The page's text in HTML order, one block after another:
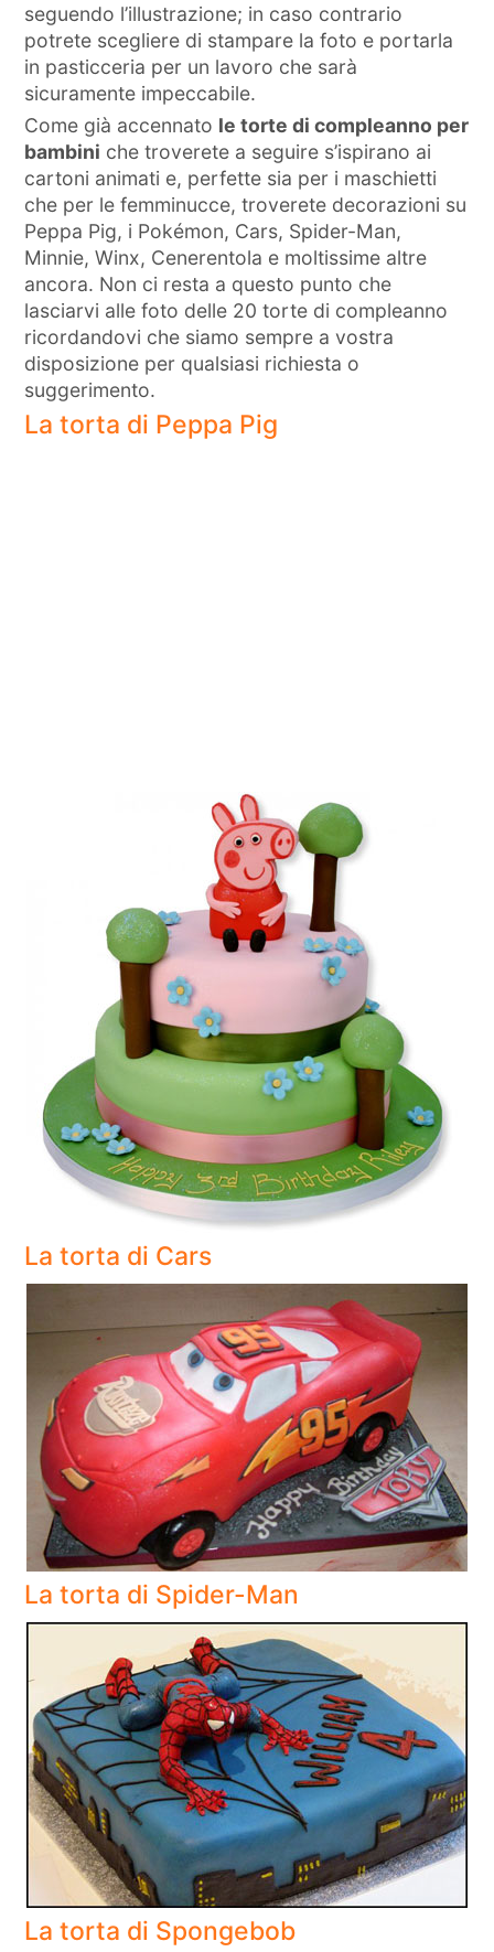
seguendo l’illustrazione; in caso contrario
potrete scegliere di stampare la foto e portarla
in pasticceria per un lavoro che sarà
sicuramente impeccabile.
Come già accennato le torte di compleanno per
bambini che troverete a seguire s’ispirano ai
cartoni animati e, perfette sia per i maschietti
che per le femminucce, troverete decorazioni su
Peppa Pig, i Pokémon, Cars, Spider-Man,
Minnie, Winx, Cenerentola e moltissime altre
ancora. Non ci resta a questo punto che
lasciarvi alle foto delle 20 torte di compleanno
ricordandovi che siamo sempre a vostra
disposizione per qualsiasi richiesta o
suggerimento.
La torta di Peppa Pig
La torta di Cars
La torta di Spider-Man
La torta di Spongebob